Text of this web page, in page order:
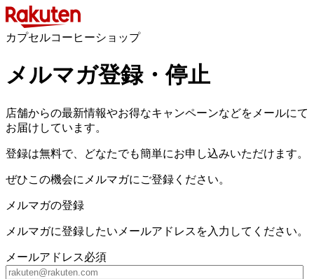
カプセルコーヒーショップ
メルマガ登録・停止
店舗からの最新情報やお得なキャンペーンなどをメールにて
お届けしています。
登録は無料で、どなたでも簡単にお申し込みいただけます。
ぜひこの機会にメルマガにご登録ください。
メルマガの登録
メルマガに登録したいメールアドレスを入力してください。
メールアドレス必須